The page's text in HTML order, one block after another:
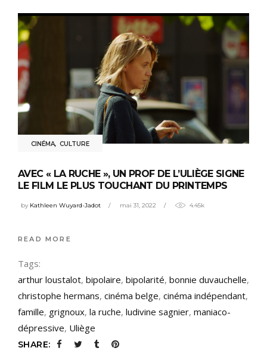
CINÉMA, CULTURE
AVEC « LA RUCHE », UN PROF DE L’ULIÈGE SIGNE
LE FILM LE PLUS TOUCHANT DU PRINTEMPS
by Kathleen Wuyard-Jadot mai 31, 2022 4.45k
READ MORE
Tags:
arthur loustalot, bipolaire, bipolarité, bonnie duvauchelle,
christophe hermans, cinéma belge, cinéma indépendant,
famille, grignoux, la ruche, ludivine sagnier, maniaco-
dépressive, Uliège
SHARE: